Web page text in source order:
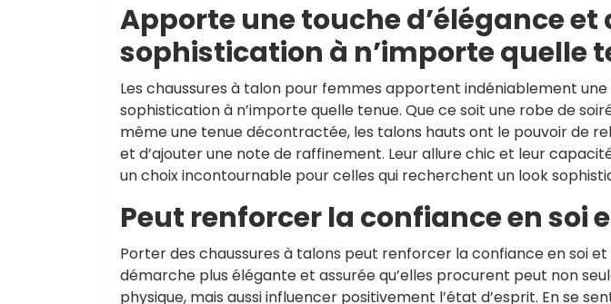
Apporte une touche d’élégance et
sophistication à n’importe quelle
Les chaussures à talon pour femmes apportent indéniablement
sophistication à n’importe quelle tenue. Que ce soit une robe de
même une tenue décontractée, les talons hauts ont le pouvoir de
et d’ajouter une note de raffinement. Leur allure chic et leur
un choix incontournable pour celles qui recherchent un look
Peut renforcer la confiance en soi
Porter des chaussures à talons peut renforcer la confiance en soi et
démarche plus élégante et assurée qu’elles procurent peut non
physique, mais aussi influencer positivement l’état d’esprit. En se